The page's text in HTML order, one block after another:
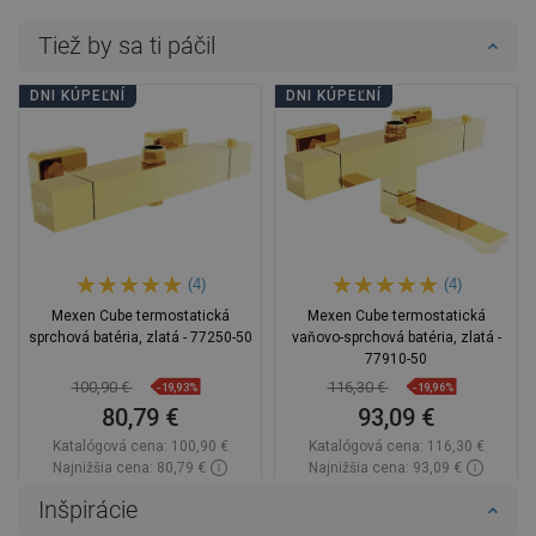
Tiež by sa ti páčil
DNI KÚPEĽNÍ
(4)
Mexen Cube termostatická
sprchová batéria, zlatá - 77250-50
100,90 € -19,93%
80,79 €
Katalógová cena: 100,90 €
Najnižšia cena: 80,79 €
DNI KÚPEĽNÍ
(4)
Mexen Cube termostatická
vaňovo-sprchová batéria, zlatá -
77910-50
116,30 € -19,96%
93,09 €
Katalógová cena: 116,30 €
Najnižšia cena: 93,09 €
Inšpirácie